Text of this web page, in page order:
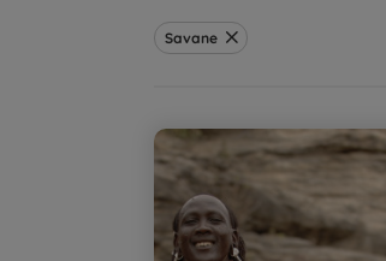
Savane
Terres masaï, rando,